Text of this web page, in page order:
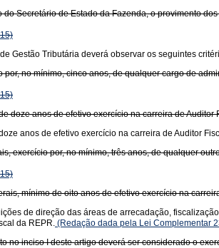
Secretário de Estado da Fazenda, o provimento
Gestão Tributária deverá observar os seguintes
no mínimo, cinco anos, de qualquer cargo de
doze anos de efetivo exercício na carreira de Auditor
anos de efetivo exercício na carreira de Auditor
exercício por, no mínimo, três anos, de qualquer
mínimo de oito anos de efetivo exercício na
de direção das áreas de arrecadação,
da REPR. (Redação dada pela Lei Complementar
no inciso I deste artigo deverá ser considerado o